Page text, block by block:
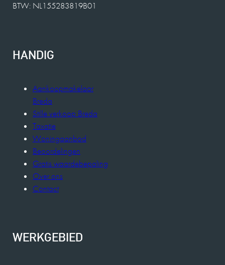
BTW: NL155283819B01
HANDIG
Aankoopmakelaar
Breda
Stille verkoop Breda
Taxatie
Woningaanbod
Beoordelingen
Gratis waardebepaling
Over ons
Contact
WERKGEBIED